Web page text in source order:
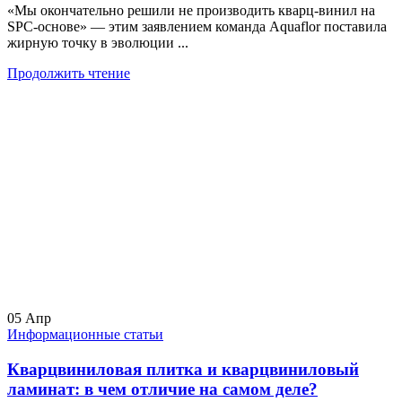
«Мы окончательно решили не производить кварц-винил на
SPC-основе» — этим заявлением команда Aquaflor поставила
жирную точку в эволюции ...
Продолжить чтение
05 Апр
Информационные статьи
Кварцвиниловая плитка и кварцвиниловый
ламинат: в чем отличие на самом деле?